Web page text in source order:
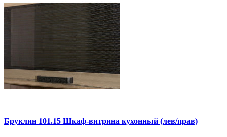
Бруклин 101.15 Шкаф-витрина кухонный (лев/прав)